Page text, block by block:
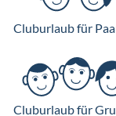
Cluburlaub für
Cluburlaub für